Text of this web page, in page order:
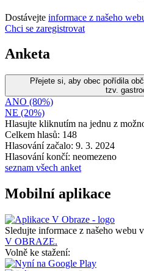
Dostávejte informace z našeho
Chci se zaregistrovat
Anketa
Přejete si, aby obec pořídila
tzv.
ANO (80%)
NE (20%)
Hlasujte kliknutím na jednu z
Celkem hlasů: 148
Hlasování začalo: 9. 3. 2024
Hlasování končí: neomezeno
seznam všech anket
Mobilní aplikace
Sledujte informace z našeho webu v
V OBRAZE.
Volně ke stažení: